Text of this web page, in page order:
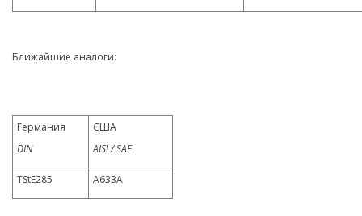
Ближайшие аналоги:
Германия
DIN
США
AISI / SAE
TStE285 A633A